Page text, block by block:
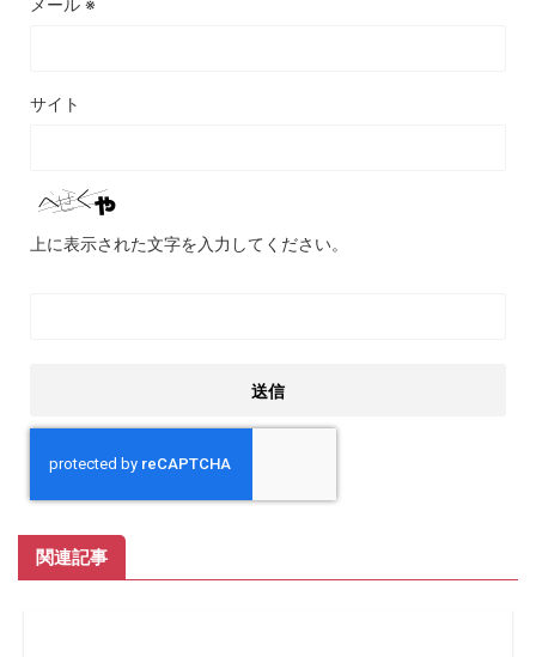
メール ※
サイト
上に表示された文字を入力してください。
関連記事